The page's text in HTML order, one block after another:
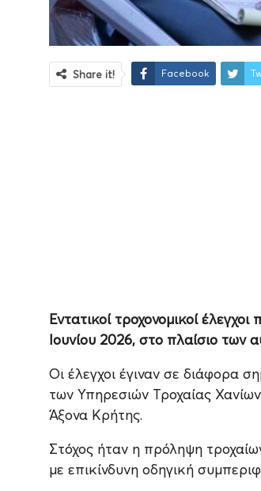
Share it! Facebook
Εντατικοί τροχονομικοί
Ιουνίου 2026, στο πλαίσιο των
Οι έλεγχοι έγιναν σε διάφορα
των Υπηρεσιών Τροχαίας
Άξονα Κρήτης.
Στόχος ήταν η πρόληψη
με επικίνδυνη οδηγική